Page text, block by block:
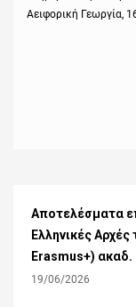
post:
Αειφορική Γεωργία,
Αποτελέσματα
Ελληνικές
Erasmus+)
19/06/2026